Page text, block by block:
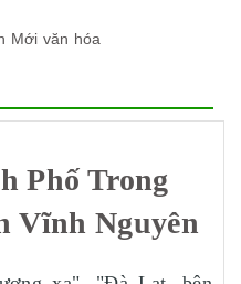
Mới văn hóa
Phố Trong
Vĩnh Nguyên